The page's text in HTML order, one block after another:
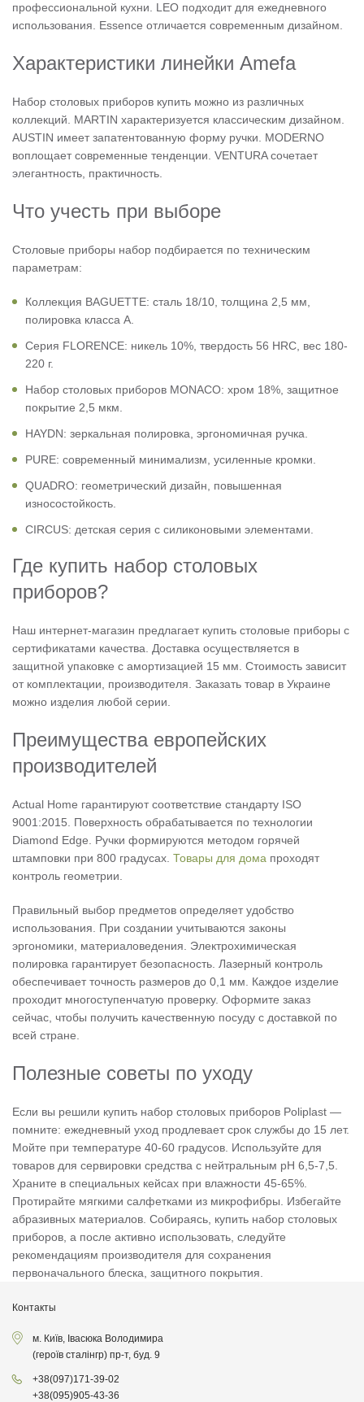
профессиональной кухни. LEO подходит для ежедневного
использования. Essence отличается современным дизайном.
Характеристики линейки Amefa
Набор столовых приборов купить можно из различных
коллекций. MARTIN характеризуется классическим дизайном.
AUSTIN имеет запатентованную форму ручки. MODERNO
воплощает современные тенденции. VENTURA сочетает
элегантность, практичность.
Что учесть при выборе
Столовые приборы набор подбирается по техническим
параметрам:
Коллекция BAGUETTE: сталь 18/10, толщина 2,5 мм,
полировка класса А.
Серия FLORENCE: никель 10%, твердость 56 HRC, вес 180-
220 г.
Набор столовых приборов MONACO: хром 18%, защитное
покрытие 2,5 мкм.
HAYDN: зеркальная полировка, эргономичная ручка.
PURE: современный минимализм, усиленные кромки.
QUADRO: геометрический дизайн, повышенная
износостойкость.
CIRCUS: детская серия с силиконовыми элементами.
Где купить набор столовых
приборов?
Наш интернет-магазин предлагает купить столовые приборы с
сертификатами качества. Доставка осуществляется в
защитной упаковке с амортизацией 15 мм. Стоимость зависит
от комплектации, производителя. Заказать товар в Украине
можно изделия любой серии.
Преимущества европейских
производителей
Actual Home гарантируют соответствие стандарту ISO
9001:2015. Поверхность обрабатывается по технологии
Diamond Edge. Ручки формируются методом горячей
штамповки при 800 градусах. Товары для дома проходят
контроль геометрии.
Правильный выбор предметов определяет удобство
использования. При создании учитываются законы
эргономики, материаловедения. Электрохимическая
полировка гарантирует безопасность. Лазерный контроль
обеспечивает точность размеров до 0,1 мм. Каждое изделие
проходит многоступенчатую проверку. Оформите заказ
сейчас, чтобы получить качественную посуду с доставкой по
всей стране.
Полезные советы по уходу
Если вы решили купить набор столовых приборов Poliplast —
помните: ежедневный уход продлевает срок службы до 15 лет.
Мойте при температуре 40-60 градусов. Используйте для
товаров для сервировки средства с нейтральным pH 6,5-7,5.
Храните в специальных кейсах при влажности 45-65%.
Протирайте мягкими салфетками из микрофибры. Избегайте
абразивных материалов. Собираясь, купить набор столовых
приборов, а после активно использовать, следуйте
рекомендациям производителя для сохранения
первоначального блеска, защитного покрытия.
Контакты
м. Київ, Івасюка Володимира
(героїв сталінгр) пр-т, буд. 9
+38(097)171-39-02
+38(095)905-43-36